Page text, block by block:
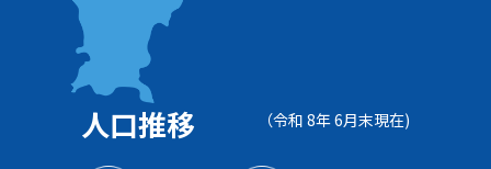
人口推移 （令和 8年 6月末現在)